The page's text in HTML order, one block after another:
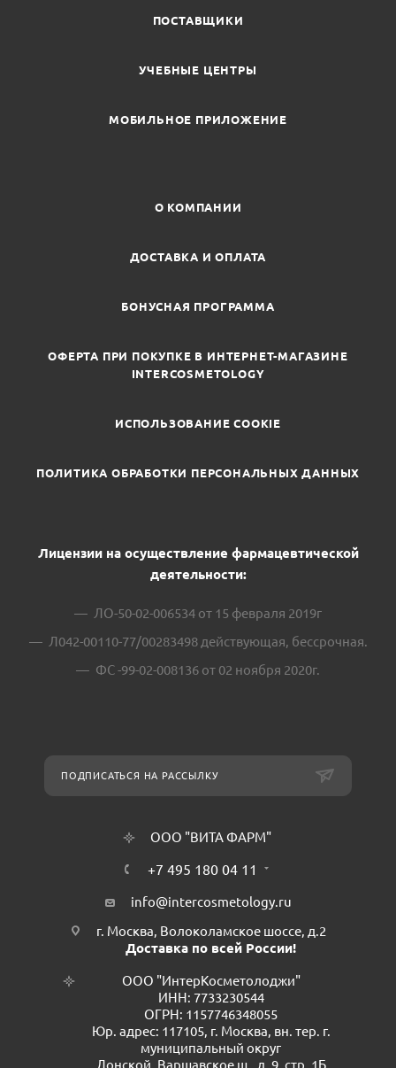
ПОСТАВЩИКИ
УЧЕБНЫЕ ЦЕНТРЫ
МОБИЛЬНОЕ ПРИЛОЖЕНИЕ
О КОМПАНИИ
ДОСТАВКА И ОПЛАТА
БОНУСНАЯ ПРОГРАММА
ОФЕРТА ПРИ ПОКУПКЕ В ИНТЕРНЕТ-МАГАЗИНЕ
INTERCOSMETOLOGY
ИСПОЛЬЗОВАНИЕ COOKIE
ПОЛИТИКА ОБРАБОТКИ ПЕРСОНАЛЬНЫХ ДАННЫХ
Лицензии на осуществление фармацевтической
деятельности:
ЛО-50-02-006534 от 15 февраля 2019г
Л042-00110-77/00283498 действующая, бессрочная.
ФС -99-02-008136 от 02 ноября 2020г.
ПОДПИСАТЬСЯ НА РАССЫЛКУ
ООО "ВИТА ФАРМ"
+7 495 180 04 11
info@intercosmetology.ru
г. Москва, Волоколамское шоссе, д.2
Доставка по всей России!
ООО "ИнтерКосметолоджи"
ИНН: 7733230544
ОГРН: 1157746348055
Юр. адрес: 117105, г. Москва, вн. тер. г.
муниципальный округ
Донской, Варшавское ш., д. 9, стр. 1Б